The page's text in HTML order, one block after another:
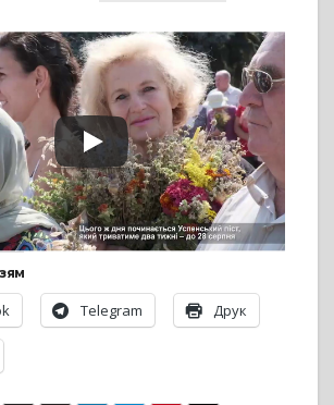
Telegram Друк